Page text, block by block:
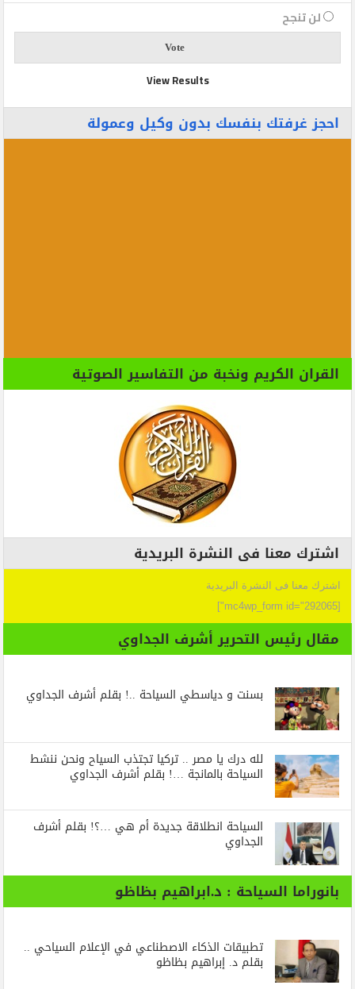
لن تنجح
View Results
احجز غرفتك بنفسك بدون وكيل وعمولة
القران الكريم ونخبة من التفاسير الصوتية
اشترك معنا فى النشرة البريدية
اشترك معنا فى النشرة البريدية
[mc4wp_form id="292065"]
مقال رئيس التحرير أشرف الجداوي
بسنت و دياسطي السياحة ..! بقلم أشرف الجداوي
لله درك يا مصر .. تركيا تجتذب السياح ونحن ننشط
السياحة بالمانجة …! بقلم أشرف الجداوي
السياحة انطلاقة جديدة أم هي …؟! بقلم أشرف
الجداوي
بانوراما السياحة : د.ابراهيم بظاظو
تطبيقات الذكاء الاصطناعي في الإعلام السياحي ..
بقلم د. إبراهيم بظاظو